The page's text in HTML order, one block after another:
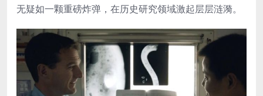
无疑如一颗重磅炸弹，在历史研究领域激起层层涟漪。